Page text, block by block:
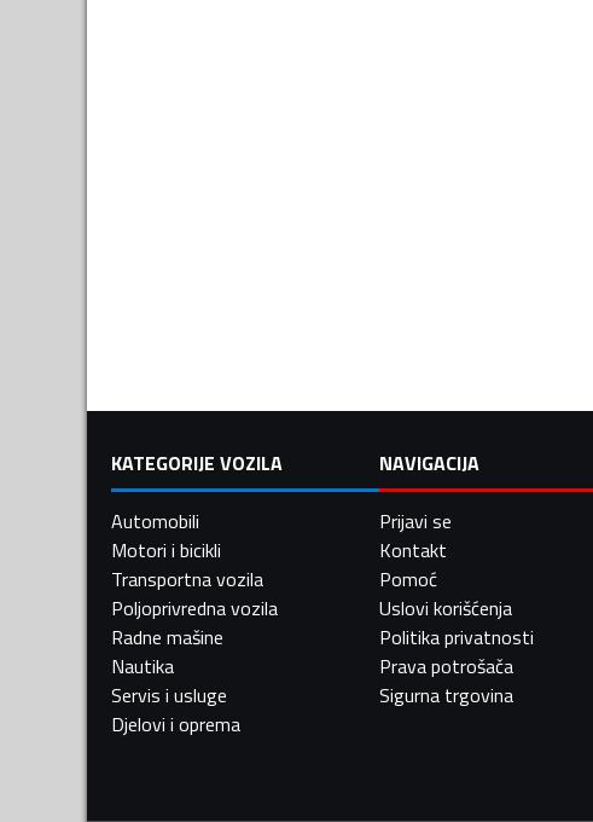
KATEGORIJE VOZILA
Automobili
Motori i bicikli
Transportna vozila
Poljoprivredna vozila
Radne mašine
Nautika
Servis i usluge
Djelovi i oprema
NAVIGACIJA
Prijavi se
Kontakt
Pomoć
Uslovi korišćenja
Politika privatnosti
Prava potrošača
Sigurna trgovina